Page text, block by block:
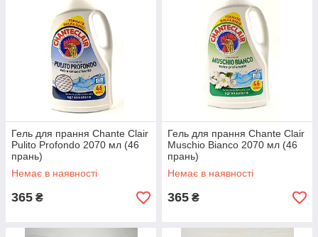
Гель для прання Chante Clair
Pulito Profondo 2070 мл (46
прань)
Немає в наявності
365 ₴
Гель для прання Chante Clair
Muschio Bianco 2070 мл (46
прань)
Немає в наявності
365 ₴